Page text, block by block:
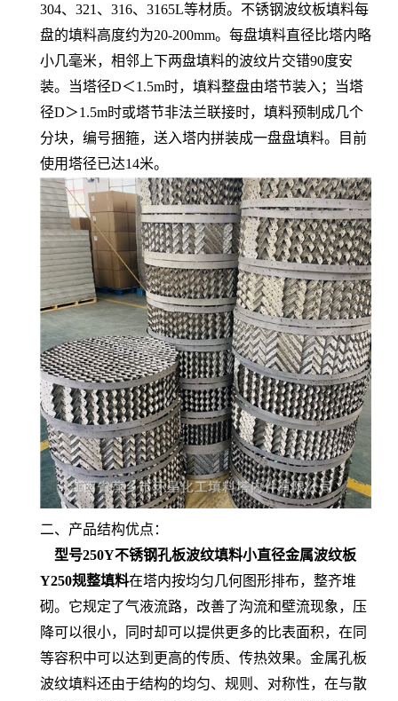
304、321、316、3165L等材质。不锈钢波纹板填料每
盘的填料高度约为20-200mm。每盘填料直径比塔内略
小几毫米，相邻上下两盘填料的波纹片交错90度安
装。当塔径D＜1.5m时，填料整盘由塔节装入；当塔
径D＞1.5m时或塔节非法兰联接时，填料预制成几个
分块，编号捆箍，送入塔内拼装成一盘盘填料。目前
使用塔径已达14米。
二、产品结构优点：
型号250Y不锈钢孔板波纹填料小直径金属波纹板
Y250规整填料在塔内按均匀几何图形排布，整齐堆
砌。它规定了气液流路，改善了沟流和壁流现象，压
降可以很小，同时却可以提供更多的比表面积，在同
等容积中可以达到更高的传质、传热效果。金属孔板
波纹填料还由于结构的均匀、规则、对称性，在与散